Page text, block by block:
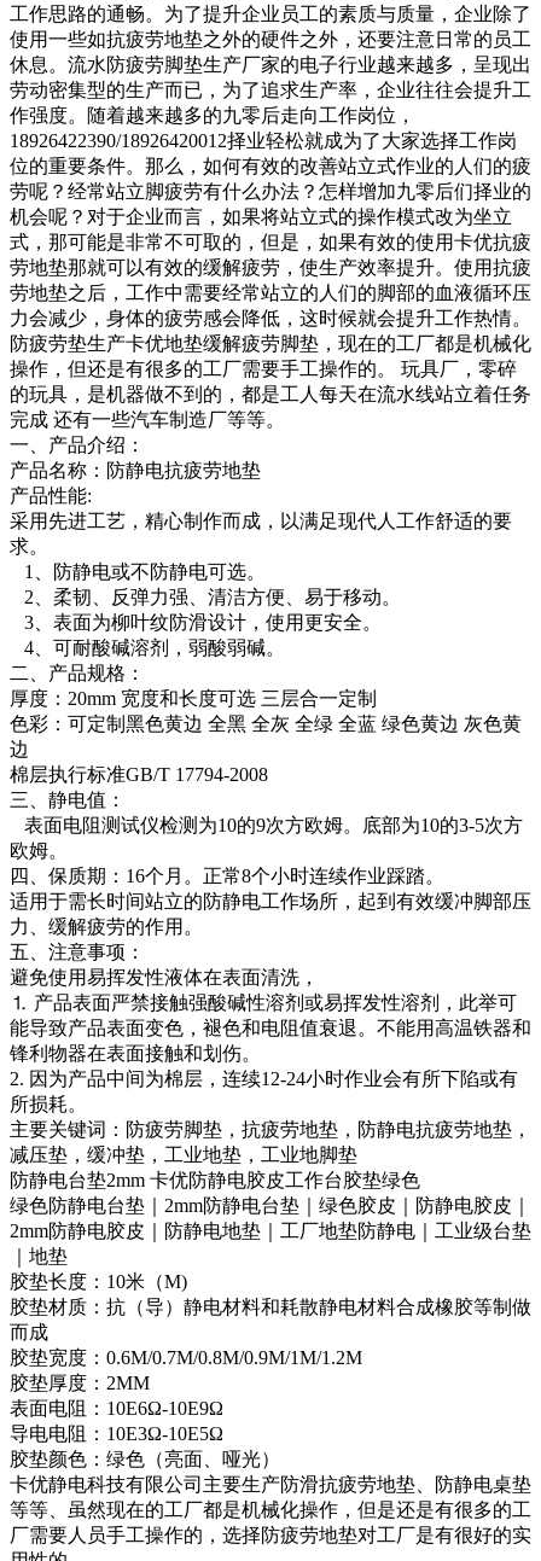
工作思路的通畅。为了提升企业员工的素质与质量，企业除了
使用一些如抗疲劳地垫之外的硬件之外，还要注意日常的员工
休息。流水防疲劳脚垫生产厂家的电子行业越来越多，呈现出
劳动密集型的生产而已，为了追求生产率，企业往往会提升工
作强度。随着越来越多的九零后走向工作岗位，
18926422390/18926420012择业轻松就成为了大家选择工作岗
位的重要条件。那么，如何有效的改善站立式作业的人们的疲
劳呢？经常站立脚疲劳有什么办法？怎样增加九零后们择业的
机会呢？对于企业而言，如果将站立式的操作模式改为坐立
式，那可能是非常不可取的，但是，如果有效的使用卡优抗疲
劳地垫那就可以有效的缓解疲劳，使生产效率提升。使用抗疲
劳地垫之后，工作中需要经常站立的人们的脚部的血液循环压
力会减少，身体的疲劳感会降低，这时候就会提升工作热情。
防疲劳垫生产卡优地垫缓解疲劳脚垫，现在的工厂都是机械化
操作，但还是有很多的工厂需要手工操作的。 玩具厂，零碎
的玩具，是机器做不到的，都是工人每天在流水线站立着任务
完成 还有一些汽车制造厂等等。
一、产品介绍：
产品名称：防静电抗疲劳地垫
产品性能:
采用先进工艺，精心制作而成，以满足现代人工作舒适的要
求。
1、防静电或不防静电可选。
2、柔韧、反弹力强、清洁方便、易于移动。
3、表面为柳叶纹防滑设计，使用更安全。
4、可耐酸碱溶剂，弱酸弱碱。
二、产品规格：
厚度：20mm 宽度和长度可选 三层合一定制
色彩：可定制黑色黄边 全黑 全灰 全绿 全蓝 绿色黄边 灰色黄
边
棉层执行标准GB/T 17794-2008
三、静电值：
表面电阻测试仪检测为10的9次方欧姆。底部为10的3-5次方
欧姆。
四、保质期：16个月。正常8个小时连续作业踩踏。
适用于需长时间站立的防静电工作场所，起到有效缓冲脚部压
力、缓解疲劳的作用。
五、注意事项：
避免使用易挥发性液体在表面清洗，
⒈ 产品表面严禁接触强酸碱性溶剂或易挥发性溶剂，此举可
能导致产品表面变色，褪色和电阻值衰退。不能用高温铁器和
锋利物器在表面接触和划伤。
2. 因为产品中间为棉层，连续12-24小时作业会有所下陷或有
所损耗。
主要关键词：防疲劳脚垫，抗疲劳地垫，防静电抗疲劳地垫，
减压垫，缓冲垫，工业地垫，工业地脚垫
防静电台垫2mm 卡优防静电胶皮工作台胶垫绿色
绿色防静电台垫｜2mm防静电台垫｜绿色胶皮｜防静电胶皮｜
2mm防静电胶皮｜防静电地垫｜工厂地垫防静电｜工业级台垫
｜地垫
胶垫长度：10米（M)
胶垫材质：抗（导）静电材料和耗散静电材料合成橡胶等制做
而成
胶垫宽度：0.6M/0.7M/0.8M/0.9M/1M/1.2M
胶垫厚度：2MM
表面电阻：10E6Ω-10E9Ω
导电电阻：10E3Ω-10E5Ω
胶垫颜色：绿色（亮面、哑光）
卡优静电科技有限公司主要生产防滑抗疲劳地垫、防静电桌垫
等等、虽然现在的工厂都是机械化操作，但是还是有很多的工
厂需要人员手工操作的，选择防疲劳地垫对工厂是有很好的实